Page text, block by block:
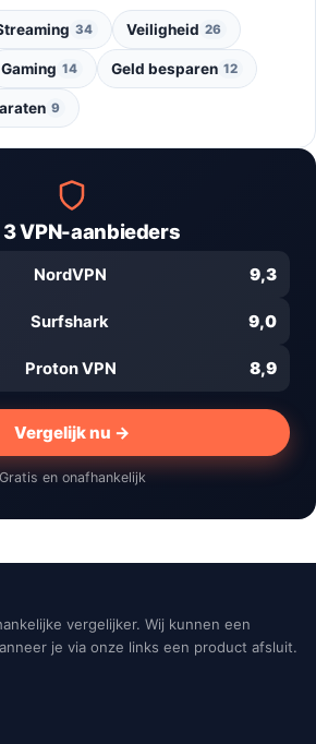
34 Veiligheid 26
Gaming 14 Geld besparen 12
9
3 VPN-aanbieders
NordVPN 9,3
Surfshark 9,0
Proton VPN 8,9
Vergelijk nu →
Gratis en onafhankelijk
vergelijker. Wij kunnen een
je via onze links een product afsluit.